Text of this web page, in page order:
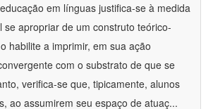
em línguas justifica-se à medida
se apropriar de um construto teórico-
habilite a imprimir, em sua ação
com o substrato de que se
verifica-se que, tipicamente, alunos
ao assumirem seu espaço de atuaç...